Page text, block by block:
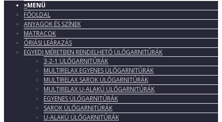
×MENÜ
FŐOLDAL
ANYAGOK ÉS SZÍNEK
MATRACOK
ÓRIÁSI LEÁRAZÁS
EGYEDI MÉRETBEN RENDELHETŐ ÜLŐGARNITÚRÁK
3-2-1 ÜLŐGARNITÚRÁK
MULTIRELAX EGYENES ÜLŐGARNITÚRÁK
MULTIRELAX SAROK ÜLŐGARNITÚRÁK
MULTIRELAX U-ALAKÚ ÜLŐGARNITÚRÁK
EGYENES ÜLŐGARNITÚRÁK
SAROK ÜLŐGARNITÚRÁK
U-ALAKÚ ÜLŐGARNITÚRÁK